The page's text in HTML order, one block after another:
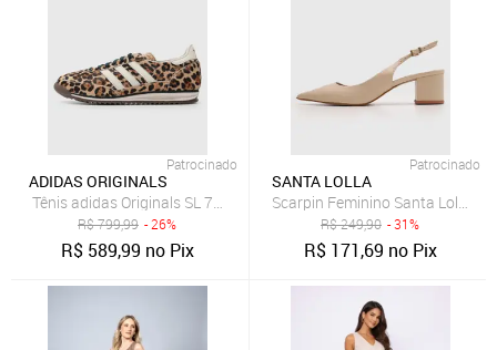
Patrocinado
ADIDAS ORIGINALS
Tênis adidas Originals SL 72 OG Marrom
R$799,99 - 26%
R$ 589,99 no Pix
Patrocinado
SANTA LOLLA
Scarpin Feminino Santa Lolla
R$249,90 - 31%
R$ 171,69 no Pix